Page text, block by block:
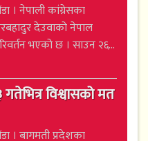
। नेपाली कांग्रेसका
देउवाको नेपाल
भएको छ । साउन २६...
विश्वासको मत
। बागमती प्रदेशका